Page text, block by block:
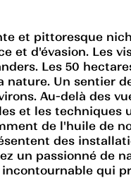
et pittoresque
et d'évasion. Les
Les 50
Un sentier
Au-delà des
et les
de l'huile de
des
un passionné
qui